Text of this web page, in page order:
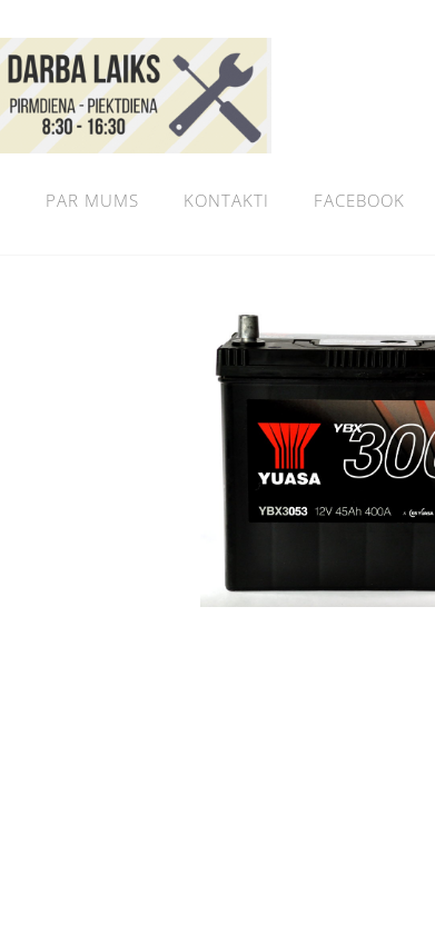
PAR MUMS KONTAKTI FACEBOOK